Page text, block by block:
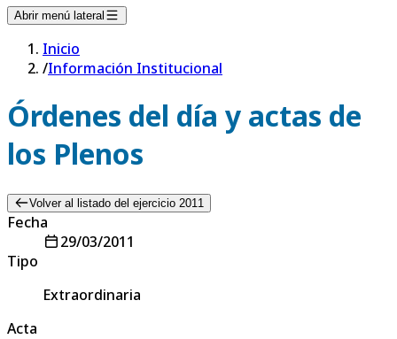
Abrir menú lateral
Inicio
/Información Institucional
Órdenes del día y actas de
los Plenos
Volver al listado del ejercicio 2011
Fecha
29/03/2011
Tipo
Extraordinaria
Acta